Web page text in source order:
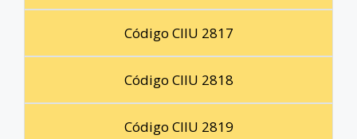
Código CIIU 2817
Código CIIU 2818
Código CIIU 2819